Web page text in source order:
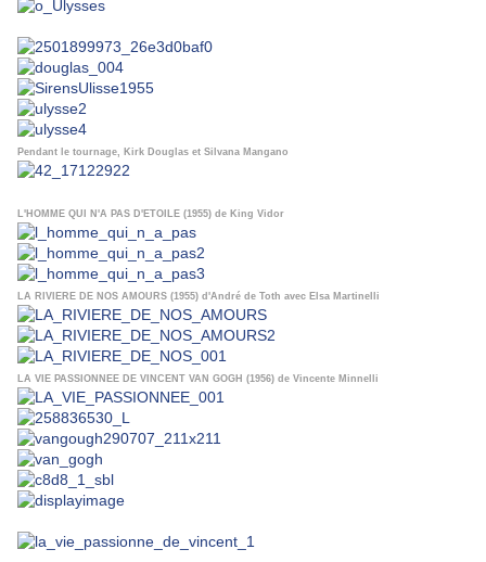
Pendant le tournage, Kirk Douglas et Silvana Mangano
L'HOMME QUI N'A PAS D'ETOILE (1955) de King Vidor
LA RIVIERE DE NOS AMOURS (1955) d'André de Toth avec Elsa Martinelli
LA VIE PASSIONNEE DE VINCENT VAN GOGH (1956) de Vincente Minnelli